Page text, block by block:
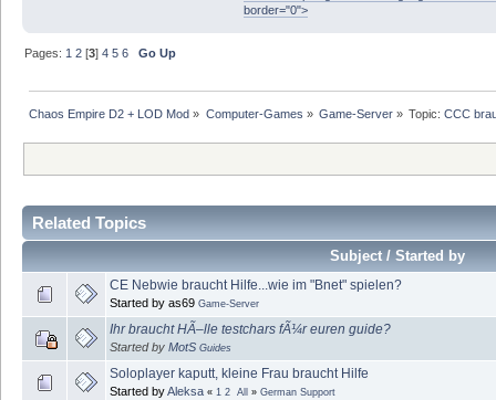
border="0">
Pages: 1 2 [3]4 5 6 Go Up
Chaos Empire D2 + LOD Mod » Computer-Games » Game-Server» Topic:CCC
Related Topics
Subject / Started by
CE Nebwie braucht Hilfe...wie im "Bnet" spielen?
Started by as69 Game-Server
Ihr braucht HÃ–lle testchars fÃ¼r euren guide?
Started by MotS Guides
Soloplayer kaputt, kleine Frau braucht Hilfe
Started byAleksa « 1 2 All » German Support